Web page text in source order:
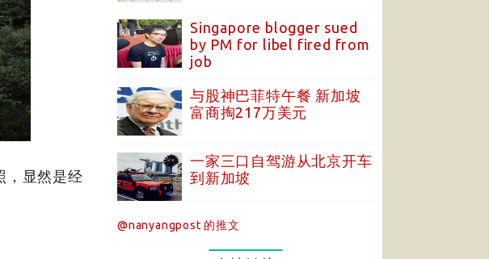
，显然是经
Singapore blogger sued
by PM for libel fired from
job
与股神巴菲特午餐 新加坡
富商掏217万美元
一家三口自驾游从北京开车
到新加坡
@nanyangpost 的推文